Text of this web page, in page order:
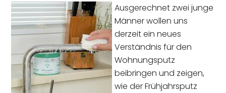
Ausgerechnet zwei junge
Männer wollen uns
derzeit ein neues
Verständnis für den
Wohnungsputz
beibringen und zeigen,
wie der Frühjahrsputz